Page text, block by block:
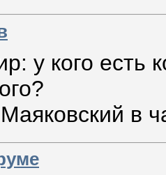
у кого есть
в